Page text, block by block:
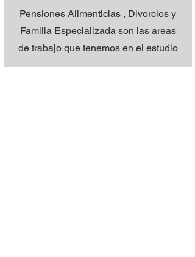
Pensiones Alimenticias , Divorcios y
Familia Especializada son las areas
de trabajo que tenemos en el estudio